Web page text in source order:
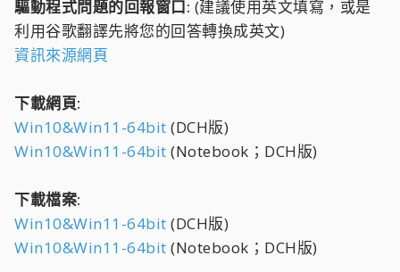
驅動程式問題的回報窗口: (建議使用英文填寫，或是
利用谷歌翻譯先將您的回答轉換成英文)
資訊來源網頁
下載網頁:
Win10&Win11-64bit (DCH版)
Win10&Win11-64bit (Notebook；DCH版)
下載檔案:
Win10&Win11-64bit (DCH版)
Win10&Win11-64bit (Notebook；DCH版)